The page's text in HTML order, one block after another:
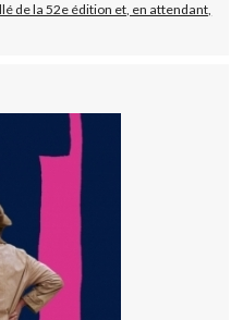
de la 52e édition et, en attendant,